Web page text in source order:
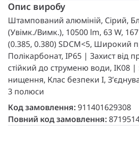
Опис виробу
Штампований алюміній, Сірий,
(Увімк./Вимк.), 10500 lm, 63 W,
(0.385, 0.380) SDCM<5, Широкий
Полікарбонат, IP65 | Захист від
стійкий до струменю води, IK08
нищення, Клас безпеки I,
3 полюси
Код замовлення:911401629308
Повний код замовлення: